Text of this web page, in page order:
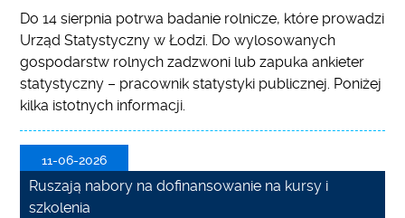
Do 14 sierpnia potrwa badanie rolnicze, które prowadzi
Urząd Statystyczny w Łodzi. Do wylosowanych
gospodarstw rolnych zadzwoni lub zapuka ankieter
statystyczny – pracownik statystyki publicznej. Poniżej
kilka istotnych informacji.
11-06-2026
Ruszają nabory na dofinansowanie na kursy i
szkolenia